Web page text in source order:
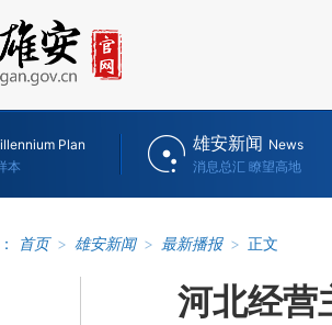
Plan
本
雄安新闻 News
消息总汇 瞭望高地
首页 > 雄安新闻 > 最新播报 > 正文
河北经